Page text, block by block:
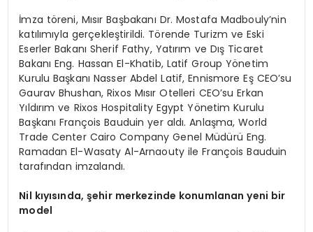
İmza töreni, Mısır Başbakanı Dr. Mostafa Madbouly’nin
katılımıyla gerçekleştirildi. Törende Turizm ve Eski
Eserler Bakanı Sherif Fathy, Yatırım ve Dış Ticaret
Bakanı Eng. Hassan El-Khatib, Latif Group Yönetim
Kurulu Başkanı Nasser Abdel Latif, Ennismore Eş CEO’su
Gaurav Bhushan, Rixos Mısır Otelleri CEO’su Erkan
Yıldırım ve Rixos Hospitality Egypt Yönetim Kurulu
Başkanı François Bauduin yer aldı. Anlaşma, World
Trade Center Cairo Company Genel Müdürü Eng.
Ramadan El-Wasaty Al-Arnaouty ile François Bauduin
tarafından imzalandı.
Nil kıyısında, şehir merkezinde konumlanan yeni bir
model